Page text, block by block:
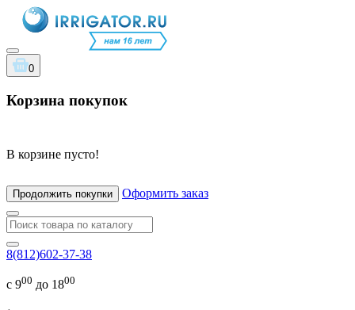
0
Корзина покупок
В корзине пусто!
Продолжить покупки Оформить заказ
8(812)602-37-38
с 900 до 1800